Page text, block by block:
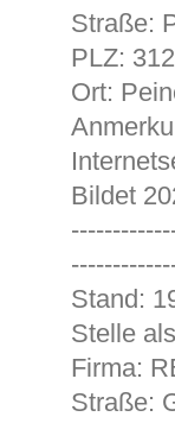
Straße:
PLZ:
Ort:
Bildet
Stand:
Stelle
Firma:
Straße: